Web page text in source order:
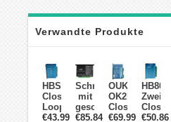
Verwandte Produkte
HBS86H
Closed
Loop
Schrittmotortreiber
€43.99
Schrittmotortreiber
mit
geschlossenem
Regelkreis
€85.84
OUKEDA
OK2D86ECS
Closed
Loop
€69.99
Closed
Loop
€50.86